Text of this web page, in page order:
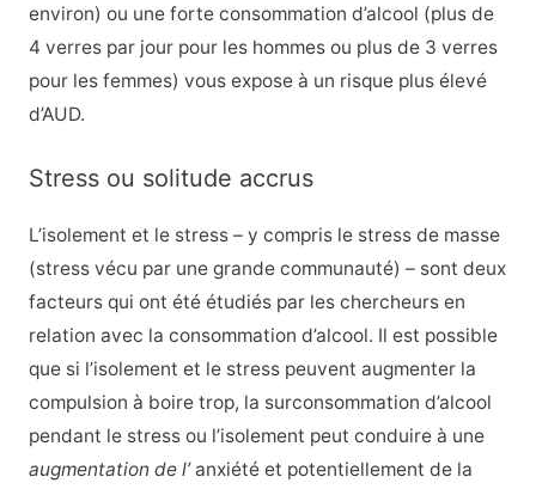
environ) ou une forte consommation d’alcool (plus de
4 verres par jour pour les hommes ou plus de 3 verres
pour les femmes) vous expose à un risque plus élevé
d’AUD.
Stress ou solitude accrus
L’isolement et le stress – y compris le stress de masse
(stress vécu par une grande communauté) – sont deux
facteurs qui ont été étudiés par les chercheurs en
relation avec la consommation d’alcool. Il est possible
que si l’isolement et le stress peuvent augmenter la
compulsion à boire trop, la surconsommation d’alcool
pendant le stress ou l’isolement peut conduire à une
augmentation de l’anxiété et potentiellement de la